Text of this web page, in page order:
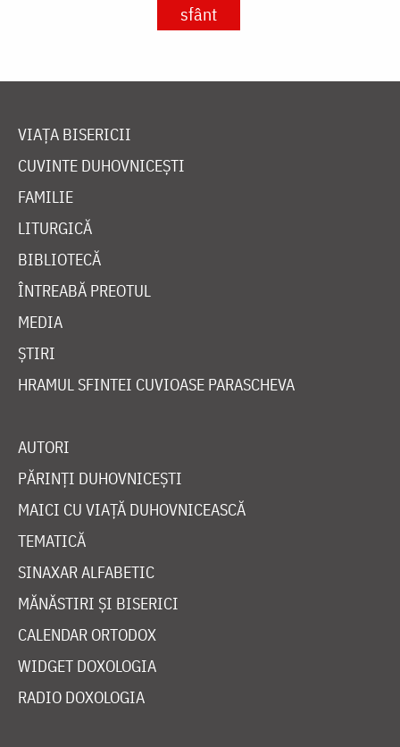
sfânt
VIAȚA BISERICII
CUVINTE DUHOVNICEȘTI
FAMILIE
LITURGICĂ
BIBLIOTECĂ
ÎNTREABĂ PREOTUL
MEDIA
ȘTIRI
HRAMUL SFINTEI CUVIOASE PARASCHEVA
AUTORI
PĂRINȚI DUHOVNICEȘTI
MAICI CU VIAȚĂ DUHOVNICEASCĂ
TEMATICĂ
SINAXAR ALFABETIC
MĂNĂSTIRI ȘI BISERICI
CALENDAR ORTODOX
WIDGET DOXOLOGIA
RADIO DOXOLOGIA